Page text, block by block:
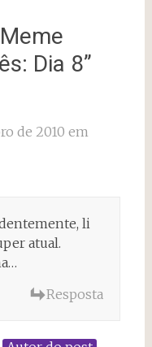
Meme
Dia 8”
de 2010 em
li
atual.
Resposta